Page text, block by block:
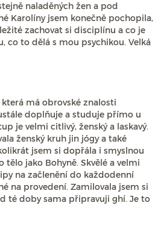
naladěných žen a pod
Karolíny jsem konečně pochopila,
zachovat si disciplínu a co je
co to dělá s mou psychikou. Velká
má obrovské znalosti
doplňuje a studuje přímo u
je velmi citlivý, ženský a laskavý.
ženský kruh jin jógy a také
jsem si dopřála i smyslnou
tělo jako Bohyně. Skvělé a velmi
na začlenění do každodenní
na provedení. Zamilovala jsem si
té doby sama připravuji ghí. Je to